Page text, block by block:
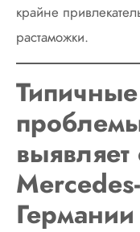
крайне
растаможки.
выявляет
Германии